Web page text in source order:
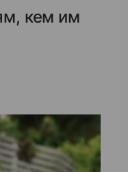
кем им